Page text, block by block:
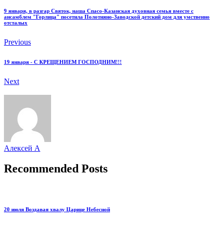
9 января, в разгар Святок, наша Спасо-Казанская духовная семья вместе с
ансамблем "Горлица" посетила Полотняно-Заводской детский дом для умственно
отсталых
Previous
19 января - С КРЕЩЕНИЕМ ГОСПОДНИМ!!!
Next
Алексей А
Recommended Posts
20 июля Воздавая хвалу Царице Небесной